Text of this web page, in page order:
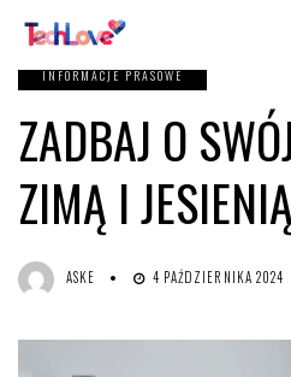
INFORMACJE PRASOWE
ZADBAJ O
ZIMĄ I JESIENIĄ
ASKE 4 PAŹDZIERNIKA 2024